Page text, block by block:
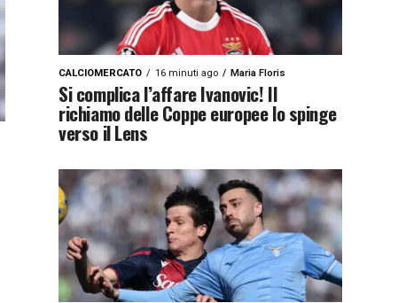
CALCIOMERCATO 16 minuti ago Maria Floris
Si complica l’affare Ivanovic! Il
richiamo delle Coppe europee lo spinge
verso il Lens